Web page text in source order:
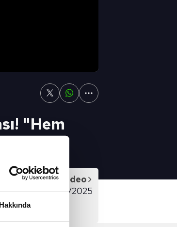
Hakkında
"Hem
Sonraki Video
BÖLÜM - 15/02/2025